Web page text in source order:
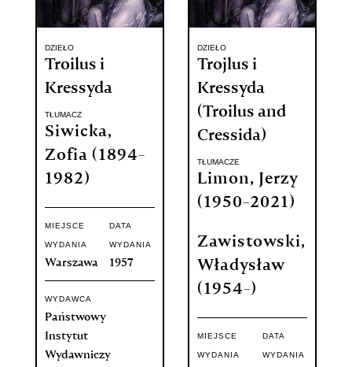
DZIEŁO
Troilus i
Kressyda
TŁUMACZ
Siwicka,
Zofia (1894-
1982)
MIEJSCE
WYDANIA
Warszawa
DATA
WYDANIA
1957
WYDAWCA
Państwowy
Instytut
Wydawniczy
DZIEŁO
Trojlus i
Kressyda
(Troilus and
Cressida)
TŁUMACZE
Limon, Jerzy
(1950-2021)
Zawistowski,
Władysław
(1954-)
MIEJSCE
WYDANIA
DATA
WYDANIA